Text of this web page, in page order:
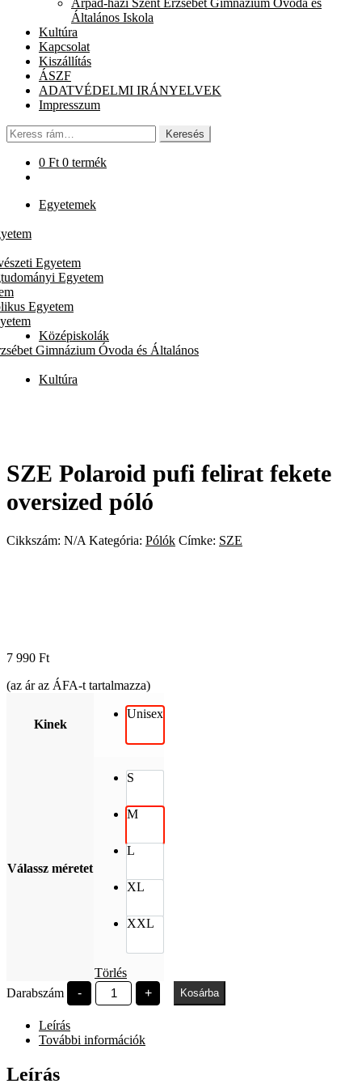
Árpád-házi Szent Erzsébet Gimnázium Óvoda és
Általános Iskola
Kultúra
Kapcsolat
Kiszállítás
ÁSZF
ADATVÉDELMI IRÁNYELVEK
Impresszum
Keresés
a
következőre:
Keresés
0 Ft 0 termék
Egyetemek
Egyetem
Egyetem
Egyetem
Középiskolák
Gimnázium Óvoda és Általános
Kultúra
SZE Polaroid pufi felirat fekete
oversized póló
Cikkszám: N/A Kategória: Pólók Címke: SZE
7 990 Ft
(az ár az ÁFA-t tartalmazza)
Kinek
Unisex
Válassz méretet
S
M
L
XL
XXL
Törlés
Darabszám
-
SZE
Polaroid
fekete
+ Kosárba
Leírás
További információk
Leírás